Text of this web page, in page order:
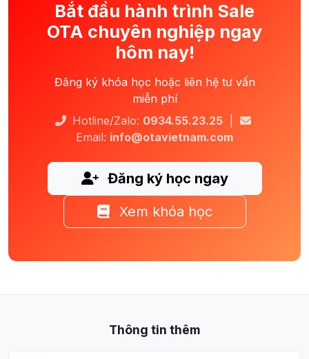
Bắt đầu hành trình Sale
OTA chuyên nghiệp ngay
hôm nay!
Đăng ký khóa học hoặc liên hệ tư vấn
miễn phí
Hotline/Zalo: 0934.55.23.25
Email: info@otavietnam.com
Đăng ký học ngay
Xem khóa học
Thông tin thêm